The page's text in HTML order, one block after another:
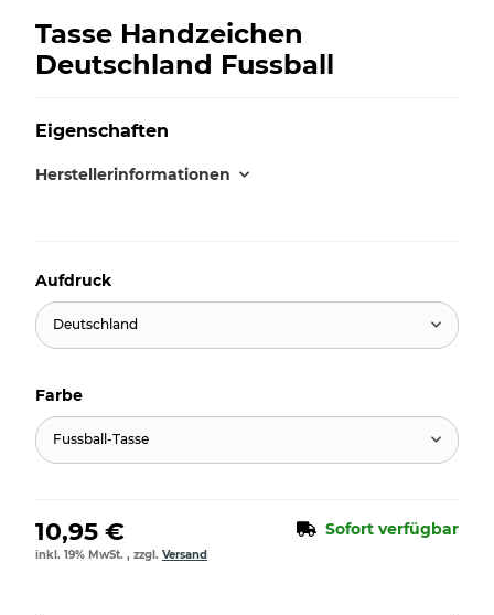
Tasse Handzeichen
Deutschland Fussball
Eigenschaften
Herstellerinformationen
Aufdruck
Deutschland
Farbe
Fussball-Tasse
10,95 € Sofort verfügbar
inkl. 19% MwSt. , zzgl. Versand